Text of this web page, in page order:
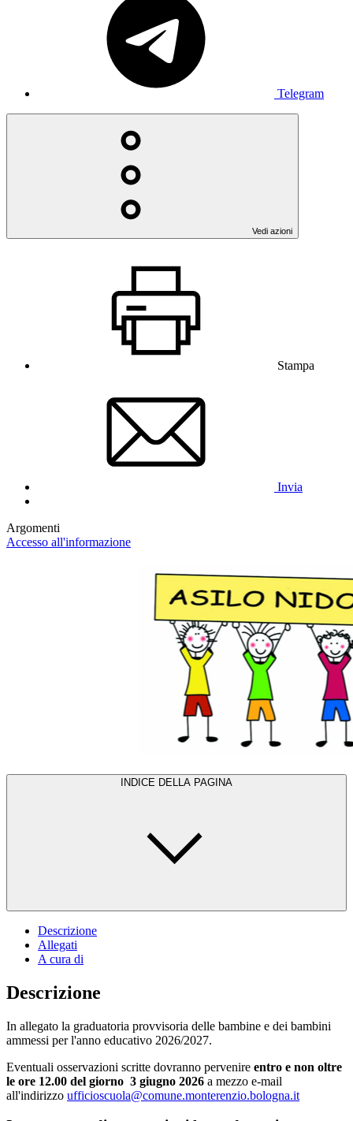
Telegram
Vedi azioni
Stampa
Invia
Argomenti
Accesso all'informazione
INDICE DELLA PAGINA
Descrizione
Allegati
A cura di
Descrizione
In allegato la graduatoria provvisoria delle bambine e dei bambini
ammessi per l'anno educativo 2026/2027.
Eventuali osservazioni scritte dovranno pervenire entro e non oltre
le ore 12.00 del giorno 3 giugno 2026 a mezzo e-mail
all'indirizzo ufficioscuola@comune.monterenzio.bologna.it